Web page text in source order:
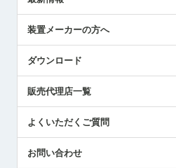
受賞履歴
採用情報
国/地域/言語
ツールセッタ製品
エアマイクロセンサ製品
メトロールの技術
社員ブログ
中小企業のBCP地震対策
センサのテクニカルガイド
社長ブログ
装置メーカーの方へ
ダウンロード
販売代理店一覧
よくいただくご質問
お問い合わせ